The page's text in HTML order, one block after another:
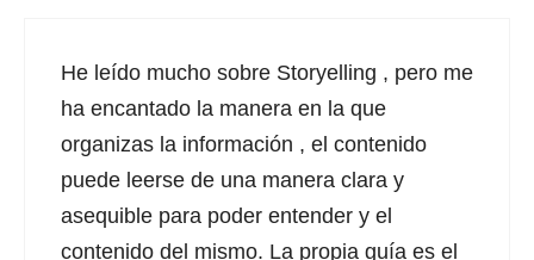
He leído mucho sobre Storyelling , pero me
ha encantado la manera en la que
organizas la información , el contenido
puede leerse de una manera clara y
asequible para poder entender y el
contenido del mismo. La propia guía es el